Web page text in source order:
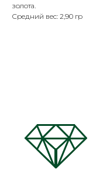
золота.
Средний вес: 2,90 гр